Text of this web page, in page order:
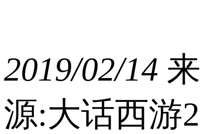
2019/02/14 来
源:大话西游2